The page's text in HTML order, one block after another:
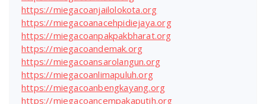
https://miegacoanjailolokota.org
https://miegacoanacehpidiejaya.org
https://miegacoanpakpakbharat.org
https://miegacoandemak.org
https://miegacoansarolangun.org
https://miegacoanlimapuluh.org
https://miegacoanbengkayang.org
https://miegacoancempakaputih.org